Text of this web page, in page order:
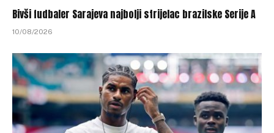
Bivši fudbaler Sarajeva najbolji strijelac brazilske Serije A
10/08/2026